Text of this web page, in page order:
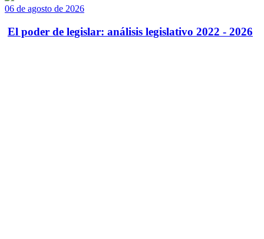
06 de agosto de 2026
El poder de legislar: análisis legislativo 2022 - 2026